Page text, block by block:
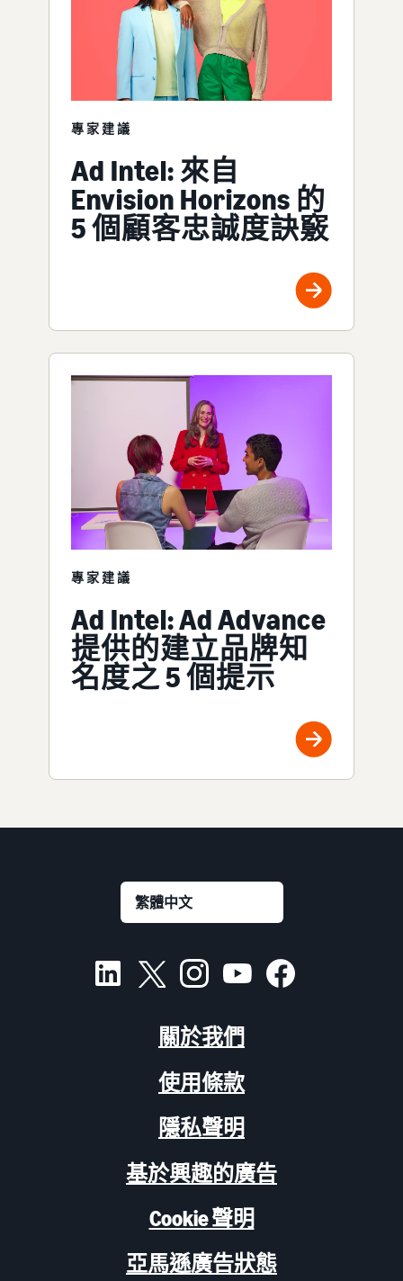
專家建議
Ad Intel: 來自
Envision Horizons 的
5 個顧客忠誠度訣竅
專家建議
Ad Intel: Ad Advance
提供的建立品牌知
名度之 5 個提示
關於我們
使用條款
隱私聲明
基於興趣的廣告
Cookie 聲明
亞馬遜廣告狀態